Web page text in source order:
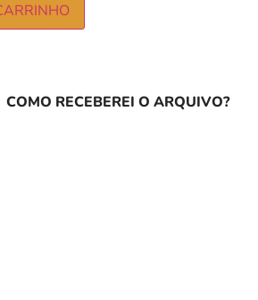
COMO RECEBEREI O ARQUIVO?